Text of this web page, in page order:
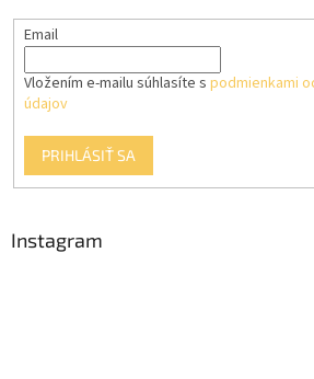
Email
Vložením e-mailu súhlasíte s podmienkami
údajov
PRIHLÁSIŤ SA
Instagram